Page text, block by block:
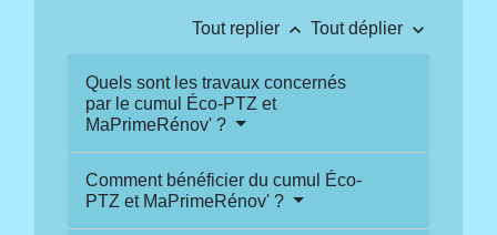
Tout replier keyboard_arrow_up Tout déplier keyboard_arrow_down
Quels sont les travaux concernés
par le cumul Éco-PTZ et
MaPrimeRénov' ?
Comment bénéficier du cumul Éco-
PTZ et MaPrimeRénov' ?